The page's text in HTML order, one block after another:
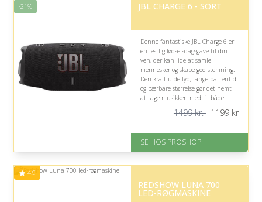
-21%
JBL CHARGE 6 - SORT
Denne fantastiske JBL Charge 6 er
en festlig fødselsdagsgave til din
ven, der kan lide at samle
mennesker og skabe god stemning.
Den kraftfulde lyd, lange batteritid
og bærbare størrelse gør det nemt
at tage musikken med til både
hyggelige stunder.
På lager
Levering: 2-12 hverdage
på 4.4 ud af 5
kr.)
1499 kr. 1199kr
SE HOS PROSHOP
4.9
REDSHOW LUNA 700
LED-RØGMASKINE